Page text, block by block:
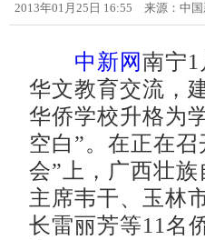
2013年01月25日 16:55 来源： 中国
中新网 南宁
华文教育交流，
华侨学校升格为
空白”。在正在
会”上，广西壮
主席韦干、玉林
长雷丽芳等11名